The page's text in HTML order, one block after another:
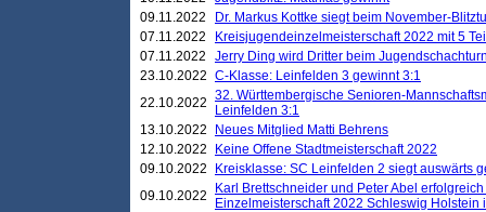
09.11.2022
Dr. Markus Kottke siegt beim November-
07.11.2022
Kreisjugendeinzelmeisterschaft 2022 mit 5
07.11.2022
Jerry Ding wird Dritter beim
23.10.2022 C-Klasse: Leinfelden 3 gewinnt 3:1
22.10.2022 32. Württembergische Senioren-
Leinfelden 3:1
13.10.2022
Neues Mitglied Matti Behrens
12.10.2022
Keine Offene Stadtmeisterschaft 2022
09.10.2022
Kreisklasse: SC Leinfelden 2 siegt auswärts
09.10.2022
Karl Brettschneider und Peter Abel
Einzelmeisterschaft 2022 Schleswig Holstein